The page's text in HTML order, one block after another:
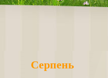
Серпень